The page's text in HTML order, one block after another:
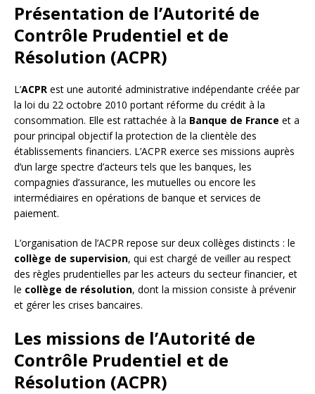
Présentation de l’Autorité de
Contrôle Prudentiel et de
Résolution (ACPR)
L’ACPR est une autorité administrative indépendante créée par
la loi du 22 octobre 2010 portant réforme du crédit à la
consommation. Elle est rattachée à la Banque de France et a
pour principal objectif la protection de la clientèle des
établissements financiers. L’ACPR exerce ses missions auprès
d’un large spectre d’acteurs tels que les banques, les
compagnies d’assurance, les mutuelles ou encore les
intermédiaires en opérations de banque et services de
paiement.
L’organisation de l’ACPR repose sur deux collèges distincts : le
collège de supervision, qui est chargé de veiller au respect
des règles prudentielles par les acteurs du secteur financier, et
le collège de résolution, dont la mission consiste à prévenir
et gérer les crises bancaires.
Les missions de l’Autorité de
Contrôle Prudentiel et de
Résolution (ACPR)